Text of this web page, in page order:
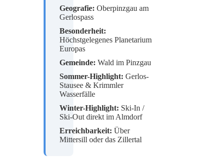
Geografie: Oberpinzgau am
Gerlospass
Besonderheit:
Höchstgelegenes Planetarium
Europas
Gemeinde: Wald im Pinzgau
Sommer-Highlight: Gerlos-
Stausee & Krimmler
Wasserfälle
Winter-Highlight: Ski-In /
Ski-Out direkt im Almdorf
Erreichbarkeit: Über
Mittersill oder das Zillertal